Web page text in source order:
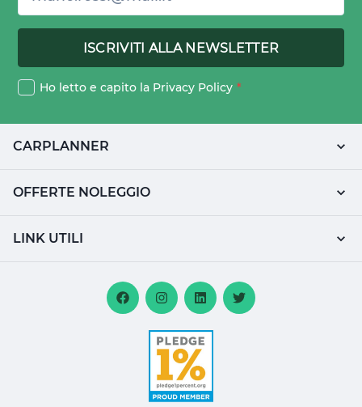
Ho letto e capito la Privacy Policy *
CARPLANNER
OFFERTE NOLEGGIO
LINK UTILI